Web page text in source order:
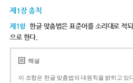
제1장 총칙
제1항 한글 맞춤법은 표준어를 소리대로 적
으로 한다.
해설
이 조항은 한글 맞춤법의 대원칙을 밝히고 있